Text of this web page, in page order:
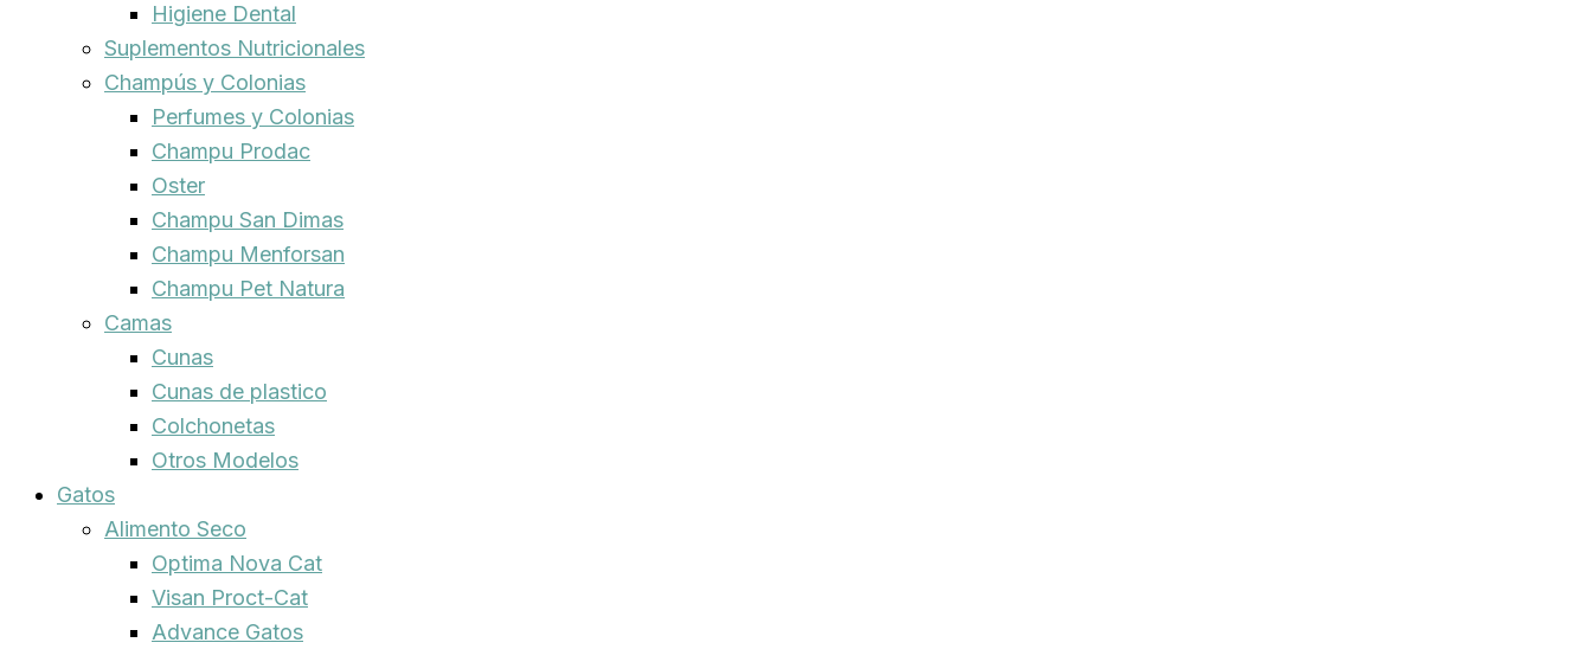
Higiene Dental
Suplementos Nutricionales
Champús y Colonias
Perfumes y Colonias
Champu Prodac
Oster
Champu San Dimas
Champu Menforsan
Champu Pet Natura
Camas
Cunas
Cunas de plastico
Colchonetas
Otros Modelos
Gatos
Alimento Seco
Optima Nova Cat
Visan Proct-Cat
Advance Gatos